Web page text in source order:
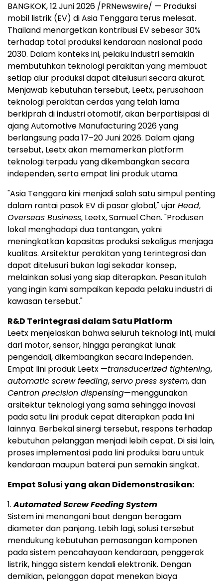
BANGKOK, 12 Juni 2026 /PRNewswire/ — Produksi
mobil listrik (EV) di Asia Tenggara terus melesat.
Thailand menargetkan kontribusi EV sebesar 30%
terhadap total produksi kendaraan nasional pada
2030. Dalam konteks ini, pelaku industri semakin
membutuhkan teknologi perakitan yang membuat
setiap alur produksi dapat ditelusuri secara akurat.
Menjawab kebutuhan tersebut, Leetx, perusahaan
teknologi perakitan cerdas yang telah lama
berkiprah di industri otomotif, akan berpartisipasi di
ajang Automotive Manufacturing 2026 yang
berlangsung pada 17–20 Juni 2026. Dalam ajang
tersebut, Leetx akan memamerkan platform
teknologi terpadu yang dikembangkan secara
independen, serta empat lini produk utama.
"Asia Tenggara kini menjadi salah satu simpul penting
dalam rantai pasok EV di pasar global," ujarHead,
Overseas Business, Leetx, Samuel Chen. "Produsen
lokal menghadapi dua tantangan, yakni
meningkatkan kapasitas produksi sekaligus menjaga
kualitas. Arsitektur perakitan yang terintegrasi dan
dapat ditelusuri bukan lagi sekadar konsep,
melainkan solusi yang siap diterapkan. Pesan itulah
yang ingin kami sampaikan kepada pelaku industri di
kawasan tersebut."
R&D Terintegrasi dalam Satu Platform
Leetx menjelaskan bahwa seluruh teknologi inti, mulai
dari motor, sensor, hingga perangkat lunak
pengendali, dikembangkan secara independen.
Empat lini produk Leetx —transducerized tightening,
automatic screw feeding,servo press system, dan
Centron precision dispensing—menggunakan
arsitektur teknologi yang sama sehingga inovasi
pada satu lini produk cepat diterapkan pada lini
lainnya. Berbekal sinergi tersebut, respons terhadap
kebutuhan pelanggan menjadi lebih cepat. Di sisi lain,
proses implementasi pada lini produksi baru untuk
kendaraan maupun baterai pun semakin singkat.
Empat Solusi yang akan Didemonstrasikan:
1.Automated Screw Feeding System
Sistem ini menangani baut dengan beragam
diameter dan panjang. Lebih lagi, solusi tersebut
mendukung kebutuhan pemasangan komponen
pada sistem pencahayaan kendaraan, penggerak
listrik, hingga sistem kendali elektronik. Dengan
demikian, pelanggan dapat menekan biaya